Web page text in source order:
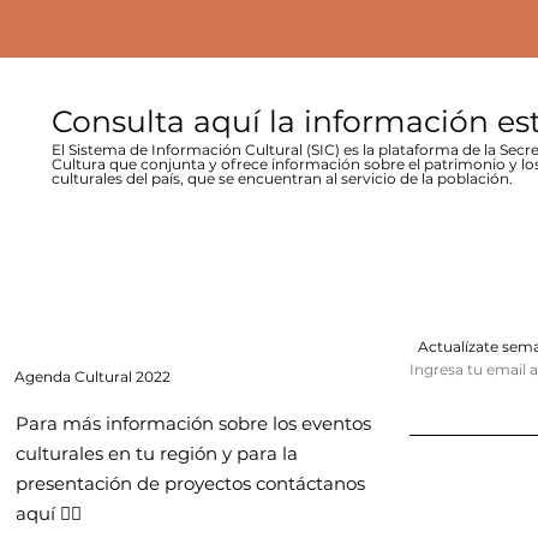
Consulta aquí la información
El Sistema de Información Cultural (SIC) es la plataforma de la
Cultura que conjunta y ofrece información sobre el patrimonio y
culturales del país, que se encuentran al servicio de la población.
Agenda Cultural 2022
Para más información sobre los eventos
culturales en tu región y para la
presentación de proyectos contáctanos
aquí 👇🏻
Actualízate
Ingresa tu email